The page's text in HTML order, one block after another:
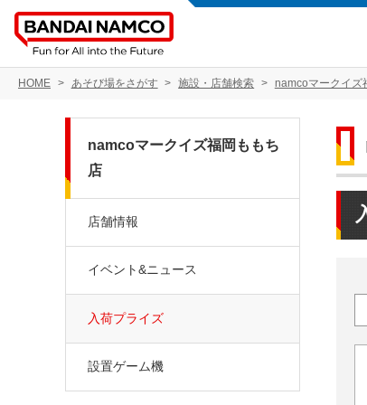
HOME あそび場をさがす 施設・店舗検索 namcoマークイズ
namcoマークイズ福岡ももち
店
店舗情報
イベント&ニュース
入荷プライズ
設置ゲーム機